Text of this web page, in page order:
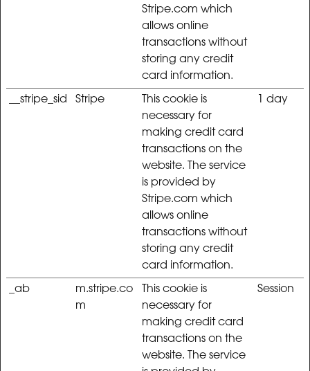
Stripe.com which
allows online
transactions without
storing any credit
card information.
__stripe_sid Stripe
This cookie is
necessary for
making credit card
transactions on the
website. The service
is provided by
Stripe.com which
allows online
transactions without
storing any credit
card information.
1 day
_ab
m.stripe.co
m
This cookie is
necessary for
making credit card
transactions on the
website. The service
Session